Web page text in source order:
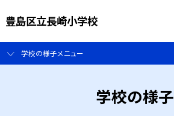
豊島区立長崎小学校
学校の様子メニュー
学校の様子